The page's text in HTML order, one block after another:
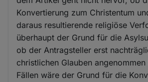
Konvertierung zum Christentum
daraus resultierende religiöse
überhaupt der Grund für die
ob der Antragsteller erst
christlichen Glauben
Fällen wäre der Grund für die